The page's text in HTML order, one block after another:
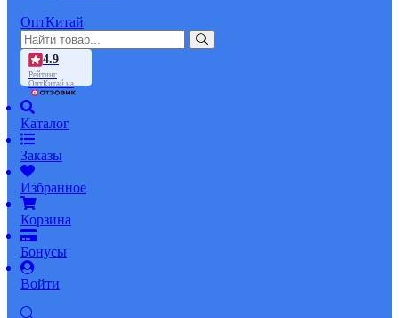
ОптКитай
4.9
Рейтинг
ОптКитай на
Каталог
Заказы
Избранное
Корзина
Бонусы
Войти